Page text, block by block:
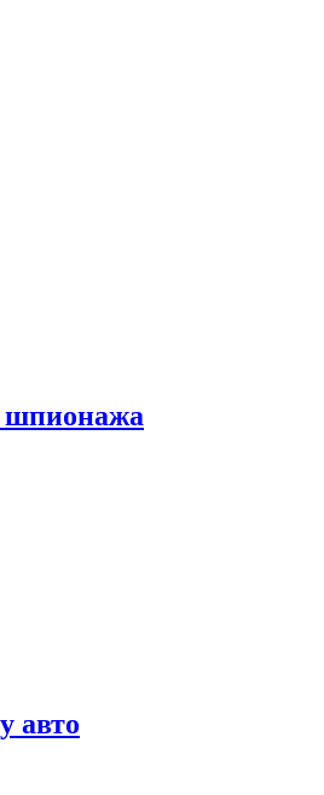
шпионажа
авто